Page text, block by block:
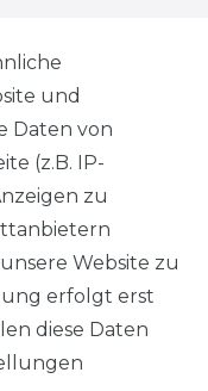
und
Daten von
(z.B. IP-
zu
Website zu
erfolgt erst
diese Daten